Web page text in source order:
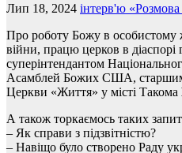
Лип 18, 2024 інтерв'ю
Про роботу Божу в особистому
війни, працю церков в
суперінтендантом
Асамблей Божих США, старшим
Церкви «Життя» у місті Такома
А також торкаємось таких
– Як справи з підзвітністю?
– Навіщо було створено Раду